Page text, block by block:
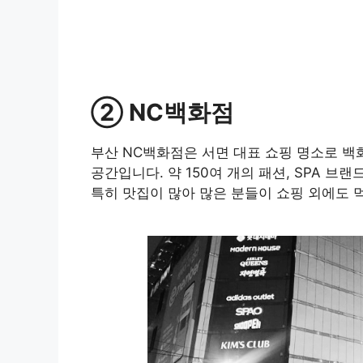
② NC백화점
부산 NC백화점은 서면 대표 쇼핑 명소로
공간입니다. 약 150여 개의 패션, SPA 브랜
특히 맛집이 많아 많은 분들이 쇼핑 외에도